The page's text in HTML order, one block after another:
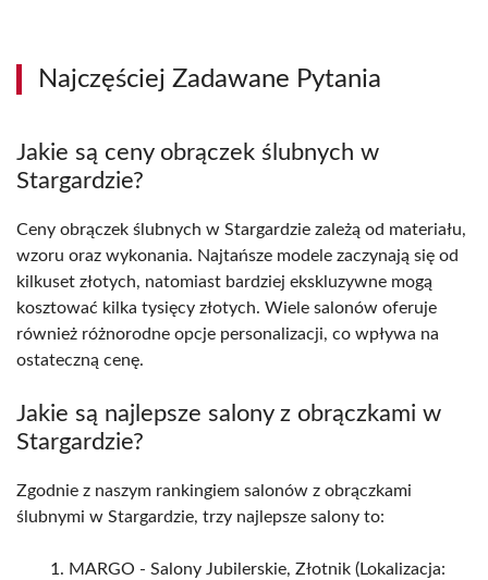
Najczęściej Zadawane Pytania
Jakie są ceny obrączek ślubnych w
Stargardzie?
Ceny obrączek ślubnych w Stargardzie zależą od materiału,
wzoru oraz wykonania. Najtańsze modele zaczynają się od
kilkuset złotych, natomiast bardziej ekskluzywne mogą
kosztować kilka tysięcy złotych. Wiele salonów oferuje
również różnorodne opcje personalizacji, co wpływa na
ostateczną cenę.
Jakie są najlepsze salony z obrączkami w
Stargardzie?
Zgodnie z naszym rankingiem salonów z obrączkami
ślubnymi w Stargardzie, trzy najlepsze salony to:
MARGO - Salony Jubilerskie, Złotnik (Lokalizacja: